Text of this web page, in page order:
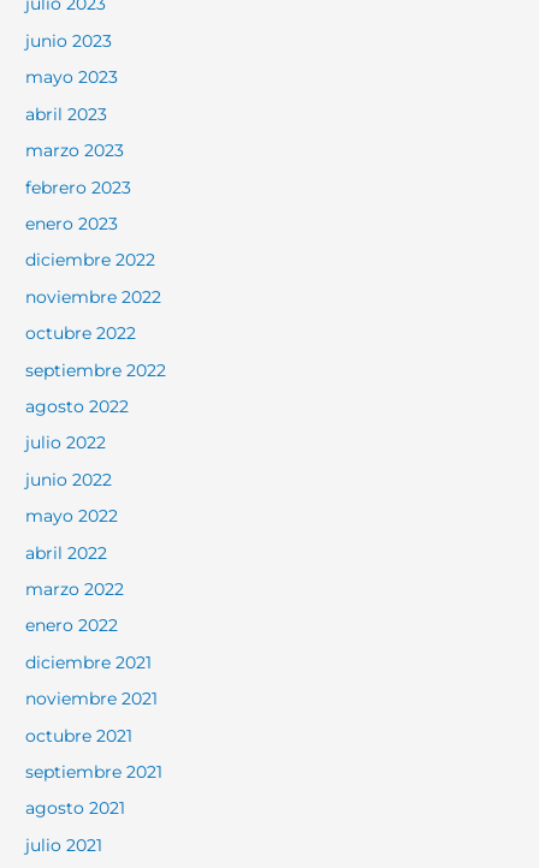
julio 2023
junio 2023
mayo 2023
abril 2023
marzo 2023
febrero 2023
enero 2023
diciembre 2022
noviembre 2022
octubre 2022
septiembre 2022
agosto 2022
julio 2022
junio 2022
mayo 2022
abril 2022
marzo 2022
enero 2022
diciembre 2021
noviembre 2021
octubre 2021
septiembre 2021
agosto 2021
julio 2021